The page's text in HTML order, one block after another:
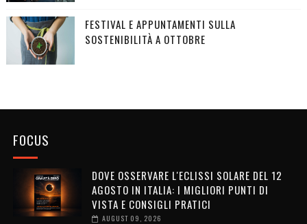
FESTIVAL E APPUNTAMENTI SULLA
SOSTENIBILITÀ A OTTOBRE
FOCUS
DOVE OSSERVARE L'ECLISSI SOLARE DEL 12
AGOSTO IN ITALIA: I MIGLIORI PUNTI DI
VISTA E CONSIGLI PRATICI
AUGUST 09, 2026